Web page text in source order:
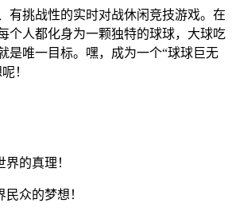
有挑战性的实时对战休闲竞技游戏。在
个人都化身为一颗独特的球球，大球吃
是唯一目标。嘿，成为一个“球球巨无
！
的真理！
众的梦想！